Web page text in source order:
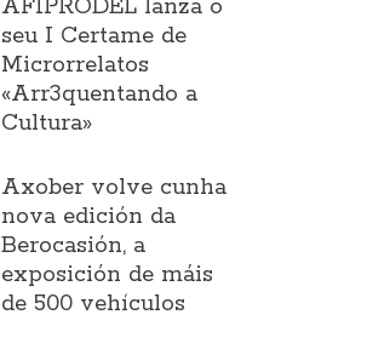
AFIPRODEL lanza o
seu I Certame de
Microrrelatos
«Arr3quentando a
Cultura»
Axober volve cunha
nova edición da
Berocasión, a
exposición de máis
de 500 vehículos